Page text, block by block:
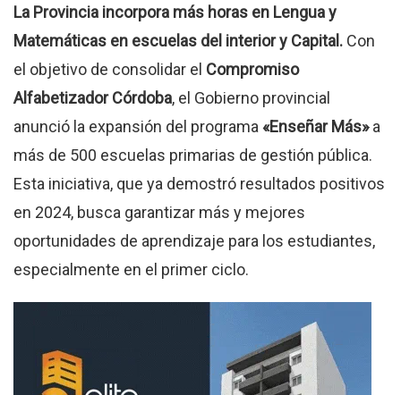
La Provincia incorpora más horas en Lengua y
Matemáticas en escuelas del interior y Capital. Con
el objetivo de consolidar el Compromiso
Alfabetizador Córdoba, el Gobierno provincial
anunció la expansión del programa«Enseñar Más»a
más de 500 escuelas primarias de gestión pública.
Esta iniciativa, que ya demostró resultados positivos
en 2024, busca garantizar más y mejores
oportunidades de aprendizaje para los estudiantes,
especialmente en el primer ciclo.